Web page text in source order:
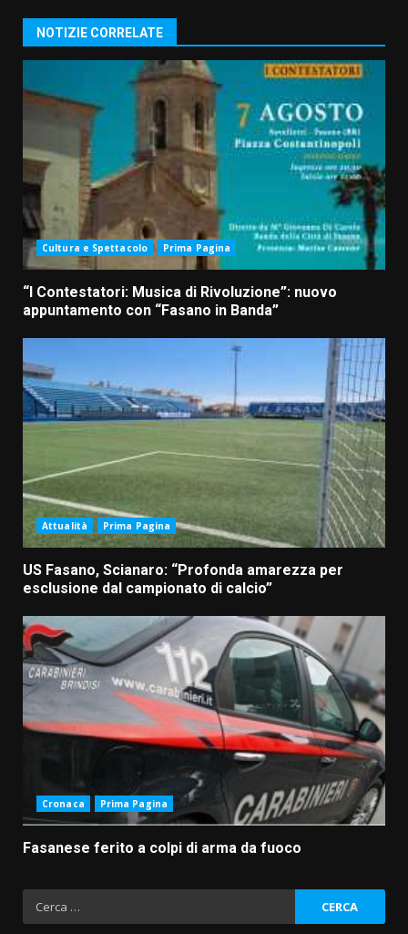
NOTIZIE CORRELATE
Cultura e Spettacolo Prima Pagina
“I Contestatori: Musica di Rivoluzione”: nuovo
appuntamento con “Fasano in Banda”
Attualità Prima Pagina
US Fasano, Scianaro: “Profonda amarezza per
esclusione dal campionato di calcio”
Cronaca Prima Pagina
Fasanese ferito a colpi di arma da fuoco
Ricerca
per: